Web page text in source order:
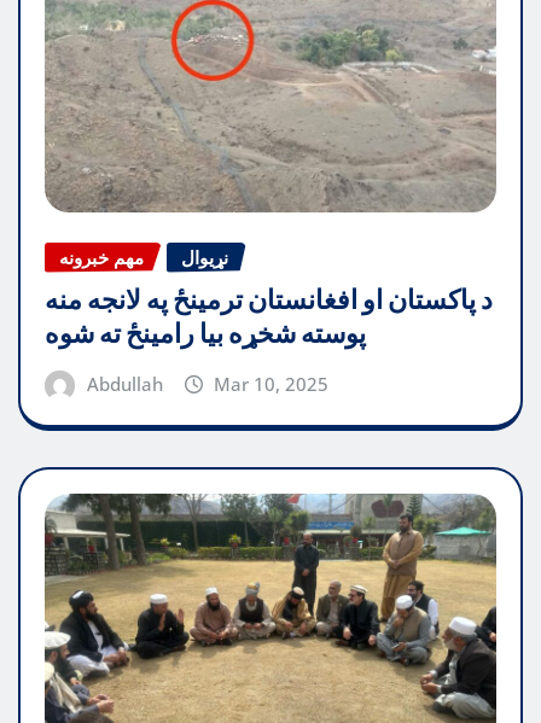
مهم خبرونه نړیوال
د پاکستان او افغانستان ترمینځ په لانجه منه
پوسته شخړه بیا رامینځ ته شوه
Abdullah Mar 10, 2025